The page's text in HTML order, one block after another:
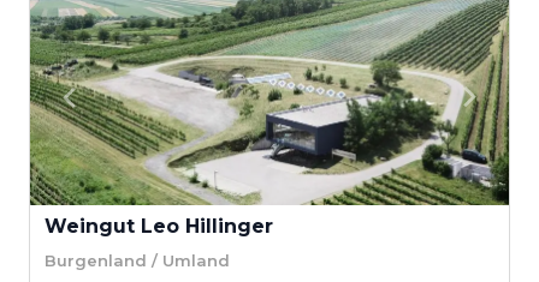
Weingut Leo Hillinger
Burgenland / Umland